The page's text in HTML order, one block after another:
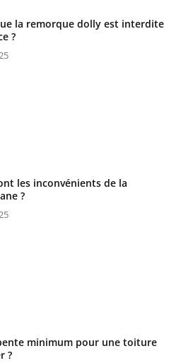
la remorque dolly est interdite
?
les inconvénients de la
?
minimum pour une toiture
?